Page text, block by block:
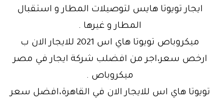
ايجار تويوتا هايس لتوصيلات المطار و استقبال
المطار و غيرها .
ميكروباص تويوتا هاي اس 2021 للايجار الان ب
ارخص سعر،اجر من افضلب شركة ايجار في مصر
ميكروباص .
تويوتا هاي اس للايجار الان في القاهرة،افضل سعر